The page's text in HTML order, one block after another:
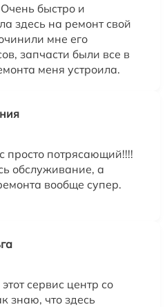
быстро и
здесь на ремонт свой
мне его
запчасти были все в
меня устроила.
просто потрясающий!!!!
обслуживание, а
вообще супер.
сервис центр со
знаю, что здесь